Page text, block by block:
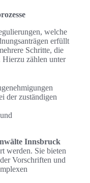
welche
erfüllt
Schritte, die
Hierzu zählen unter
der zuständigen
Innsbruck
werden. Sie bieten
Vorschriften und